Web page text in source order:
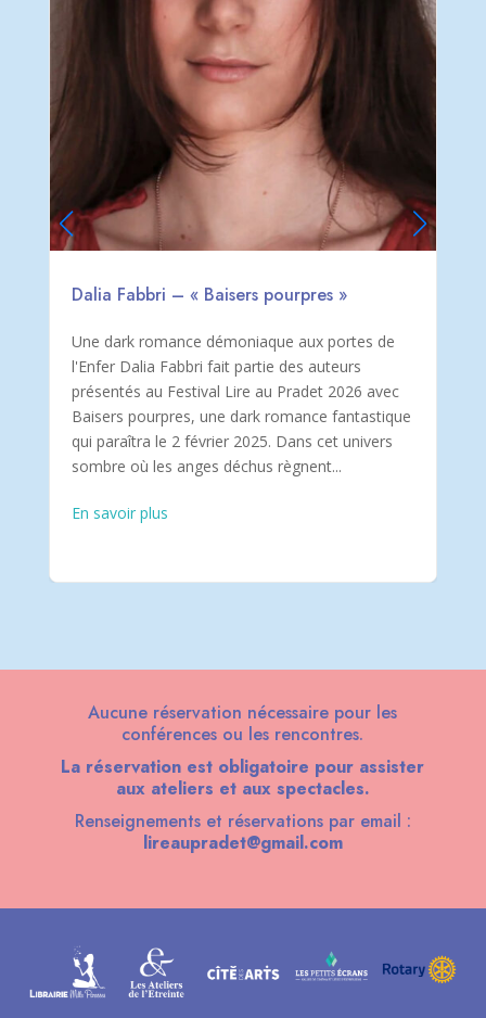
Dalia Fabbri – « Baisers pourpres »
Une dark romance démoniaque aux portes de
l'Enfer Dalia Fabbri fait partie des auteurs
présentés au Festival Lire au Pradet 2026 avec
Baisers pourpres, une dark romance fantastique
qui paraîtra le 2 février 2025. Dans cet univers
sombre où les anges déchus règnent...
En savoir plus
Aucune réservation nécessaire pour les
conférences ou les rencontres.
La réservation est obligatoire pour assister
aux ateliers et aux spectacles.
Renseignements et réservations par email :
lireaupradet@gmail.com